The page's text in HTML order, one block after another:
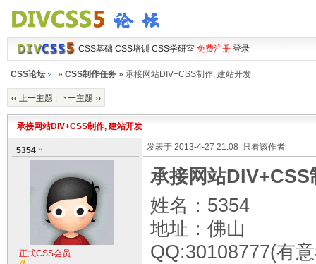
CSS基础 CSS培训 CSS学研室 免费注册 登录
CSS论坛 » CSS制作任务» 承接网站DIV+CSS制作, 建站开发
‹‹ 上一主题 下一主题 ››
承接网站DIV+CSS制作, 建站开发
5354
正式CSS会员
发表于 2013-4-27 21:08 只看该作者
承接网站
姓名：5354
地址：佛山
QQ:30108777(有